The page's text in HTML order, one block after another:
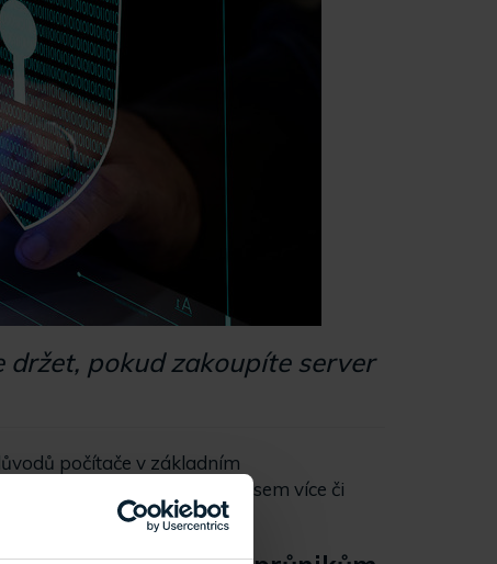
držet, pokud zakoupíte server
počítače v základním
změněno, dostaví se časem více či